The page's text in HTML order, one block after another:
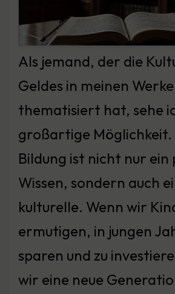
Als jemand, der die
Geldes in meinen
thematisiert hat, sehe
großartige Möglichkeit.
Bildung ist nicht nur ein
Wissen, sondern auch
kulturelle. Wenn wir
ermutigen, in jungen
sparen und zu
wir eine neue